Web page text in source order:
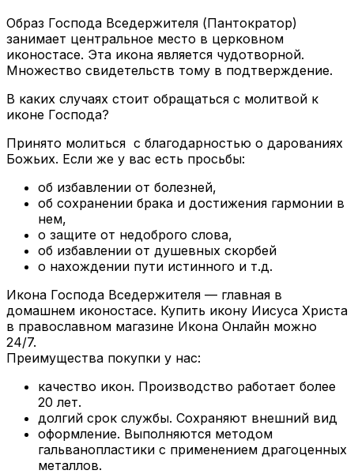
Образ Господа Вседержителя (Пантократор)
занимает центральное место в церковном
иконостасе. Эта икона является чудотворной.
Множество свидетельств тому в подтверждение.
В каких случаях стоит обращаться с молитвой к
иконе Господа?
Принято молиться с благодарностью о дарованиях
Божьих. Если же у вас есть просьбы:
об избавлении от болезней,
об сохранении брака и достижения гармонии в
нем,
о защите от недоброго слова,
об избавлении от душевных скорбей
о нахождении пути истинного и т.д.
Икона Господа Вседержителя — главная в
домашнем иконостасе. Купить икону Иисуса Христа
в православном магазине Икона Онлайн можно
24/7.
Преимущества покупки у нас:
качество икон. Производство работает более
20 лет.
долгий срок службы. Сохраняют внешний вид
оформление. Выполняются методом
гальванопластики с применением драгоценных
металлов.